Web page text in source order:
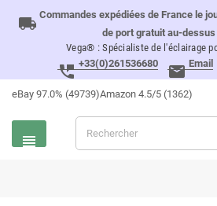
local_shipping Commandes expédiées de France le
de port gratuit au-dessus
Vega® : Spécialiste de l'éclairage
perm_phone_msg +33(0)261536680 email Email
eBay 97.0% (49739)Amazon 4.5/5 (1362)
view_headline